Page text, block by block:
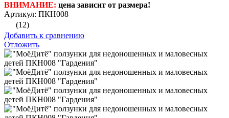
ВНИМАНИЕ: цена зависит от размера!
Артикул: ПКН008
(12)
Добавить к сравнению
Отложить